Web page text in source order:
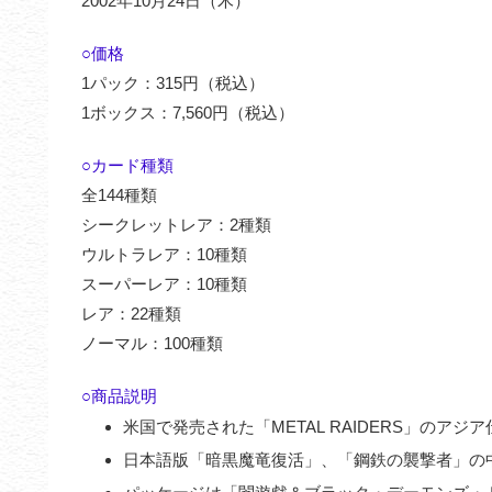
○価格
1パック：315円（税込）
1ボックス：7,560円（税込）
○カード種類
全144種類
シークレットレア：2種類
ウルトラレア：10種類
スーパーレア：10種類
レア：22種類
ノーマル：100種類
○商品説明
米国で発売された「METAL RAIDERS」のアジア
日本語版「暗黒魔竜復活」、「鋼鉄の襲撃者」の